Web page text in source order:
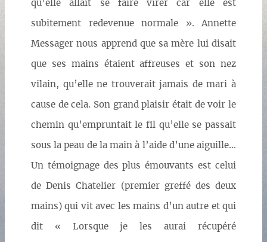
qu’elle allait se faire virer car elle est
subitement redevenue normale ». Annette
Messager nous apprend que sa mère lui disait
que ses mains étaient affreuses et son nez
vilain, qu’elle ne trouverait jamais de mari à
cause de cela. Son grand plaisir était de voir le
chemin qu’empruntait le fil qu’elle se passait
sous la peau de la main à l’aide d’une aiguille...
Un témoignage des plus émouvants est celui
de Denis Chatelier (premier greffé des deux
mains) qui vit avec les mains d’un autre et qui
dit « Lorsque je les aurai récupéré